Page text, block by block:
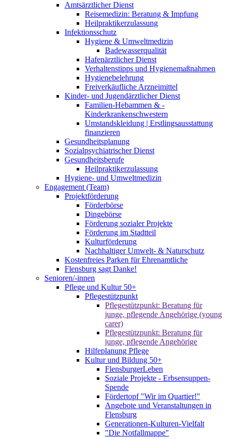
Amtsärztlicher Dienst
Reisemedizin: Beratung & Impfung
Heilpraktikerzulassung
Infektionsschutz
Hygiene & Umweltmedizin
Badewasserqualität
Hafenärztlicher Dienst
Verhaltenstipps und Hygienemaßnahmen
Hygienebelehrung
Freiverkäufliche Arzneimittel
Kinder- und Jugendärztlicher Dienst
Familien-Hebammen & -
Kinderkrankenschwestern
Umstandskleidung | Erstlingsausstattung
finanzieren
Gesundheitsplanung
Sozialpsychiatrischer Dienst
Gesundheitsberufe
Heilpraktikerzulassung
Hygiene- und Umweltmedizin
Engagement (Team)
Projektförderung
Förderbörse
Dingebörse
Förderung sozialer Projekte
Förderung im Stadtteil
Kulturförderung
Nachhaltiger Umwelt- & Naturschutz
Kostenfreies Parken für Ehrenamtliche
Flensburg sagt Danke!
Senioren/-innen
Pflege und Kultur 50+
Pflegestützpunkt
Pflegestützpunkt: Beratung für
junge, pflegende Angehörige (young
carer)
Pflegestützpunkt: Beratung für
junge, pflegende Angehörige
Hilfeplanung Pflege
Kultur und Bildung 50+
FlensburgerLeben
Soziale Projekte - Erbsensuppen-
Spende
Fördertopf "Wir im Quartier!"
Angebote und Veranstaltungen in
Flensburg
Generationen-Kulturen-Vielfalt
"Die Notfallmappe"